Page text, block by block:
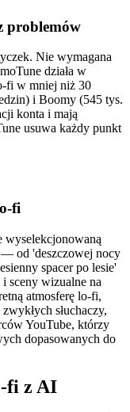
problemów
Nie wymagana
działa w
fi w mniej niż 30
i Boomy (545 tys.
konta i mają
usuwa każdy punkt
fi
wyselekcjonowaną
od 'deszczowej nocy
spacer po lesie'
sceny wizualne na
atmosferę lo-fi,
słuchaczy,
YouTube, którzy
dopasowanych do
fi z AI